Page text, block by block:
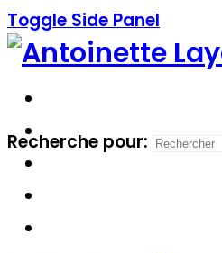
Toggle Side Panel
Recherche pour: